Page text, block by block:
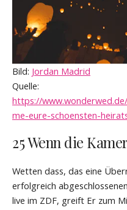
Bild: Jordan Madrid
Quelle:
https://
me-eure-schoensten-
25 Wenn die
Wetten dass, das eine
erfolgreich
live im ZDF, greift Er zum